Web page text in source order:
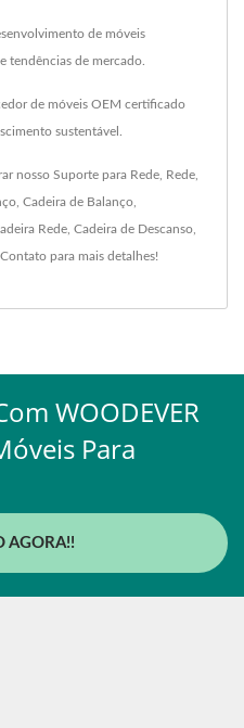
de móveis
tendências de mercado.
de móveis OEM certificado
sustentável.
nosso Suporte para Rede, Rede,
, Cadeira de Balanço,
Rede, Cadeira de Descanso,
para mais detalhes!
WOODEVER
Para
AGORA!!